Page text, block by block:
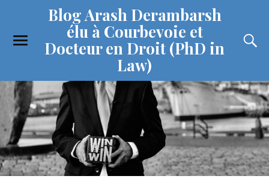
Blog Arash Derambarsh
élu à Courbevoie et
Docteur en Droit (PhD in
Law)